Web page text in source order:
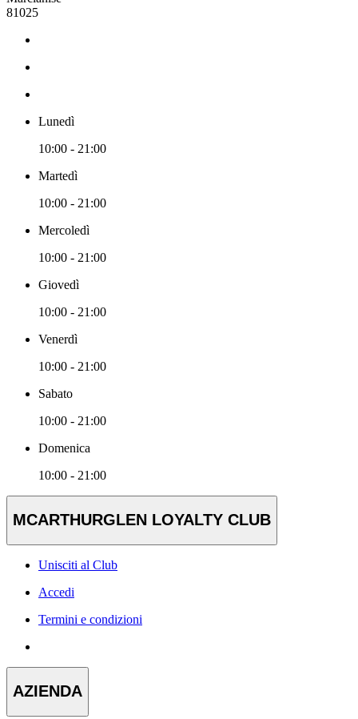
81025
Lunedì
10:00 - 21:00
Martedì
10:00 - 21:00
Mercoledì
10:00 - 21:00
Giovedì
10:00 - 21:00
Venerdì
10:00 - 21:00
Sabato
10:00 - 21:00
Domenica
10:00 - 21:00
MCARTHURGLEN LOYALTY CLUB
Unisciti al Club
Accedi
Termini e condizioni
AZIENDA